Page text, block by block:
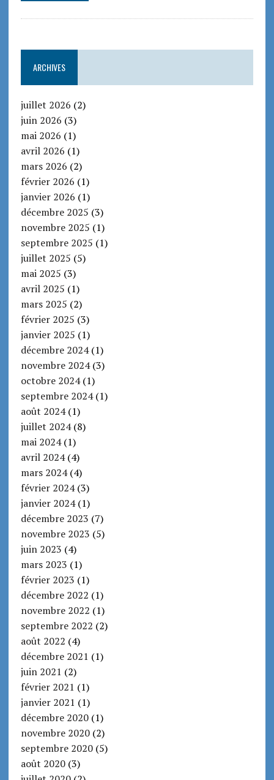
ARCHIVES
juillet 2026 (2)
juin 2026 (3)
mai 2026 (1)
avril 2026 (1)
mars 2026 (2)
février 2026 (1)
janvier 2026 (1)
décembre 2025 (3)
novembre 2025 (1)
septembre 2025 (1)
juillet 2025 (5)
mai 2025 (3)
avril 2025 (1)
mars 2025 (2)
février 2025 (3)
janvier 2025 (1)
décembre 2024(1)
novembre 2024(3)
octobre 2024(1)
septembre 2024(1)
août 2024(1)
juillet 2024(8)
mai 2024(1)
avril 2024(4)
mars 2024(4)
février 2024(3)
janvier 2024(1)
décembre 2023 (7)
novembre 2023 (5)
juin 2023 (4)
mars 2023 (1)
février 2023 (1)
décembre 2022 (1)
novembre 2022 (1)
septembre 2022 (2)
août 2022 (4)
décembre 2021 (1)
juin 2021 (2)
février 2021 (1)
janvier 2021 (1)
décembre 2020(1)
novembre 2020(2)
septembre 2020(5)
août 2020(3)